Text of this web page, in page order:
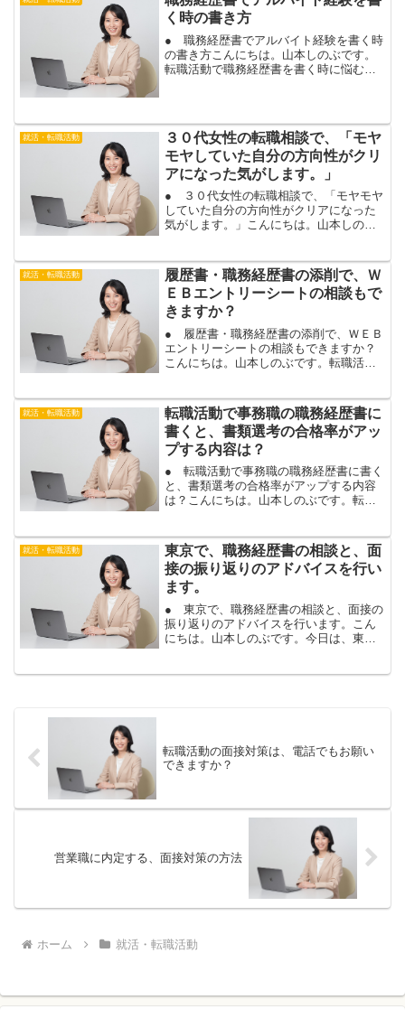
く時の書き方
● 職務経歴書でアルバイト経験を書く時
の書き方こんにちは。山本しのぶです。
転職活動で職務経歴書を書く時に悩むの
イトの経験も、職務経歴...
就活・転職活動
３０代女性の転職相談で、「モヤ
モヤしていた自分の方向性がクリ
アになった気がします。」
● ３０代女性の転職相談で、「モヤモヤ
していた自分の方向性がクリアになった
気がします。」こんにちは。山本しのぶ
不満を感じていたり、転職を考えている
けれど、どうすれば良い...
就活・転職活動
履歴書・職務経歴書の添削で、Ｗ
ＥＢエントリーシートの相談もで
きますか？
● 履歴書・職務経歴書の添削で、ＷＥＢ
エントリーシートの相談もできますか？
こんにちは。山本しのぶです。転職活動
た。「職務経歴書の添削で、ＷＥＢエン
トリーシートの相談もでき...
就活・転職活動
転職活動で事務職の職務経歴書に
書くと、書類選考の合格率がアッ
プする内容は？
● 転職活動で事務職の職務経歴書に書く
と、書類選考の合格率がアップする内容
は？こんにちは。山本しのぶです。転職
いる方も多いです。事務の仕事を経験し
て転職活動を行われてい...
就活・転職活動
東京で、職務経歴書の相談と、面
接の振り返りのアドバイスを行い
ます。
● 東京で、職務経歴書の相談と、面接の
振り返りのアドバイスを行います。こん
にちは。山本しのぶです。今日は、東京
転職活動の面接対策は、電話でもお願い
できますか？
営業職に内定する、面接対策の方法
ホーム 就活・転職活動